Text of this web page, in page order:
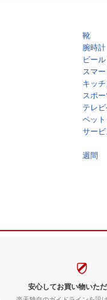
靴
腕時計
ビー
スマ
キッ
スポ
テレ
ペッ
サー
週間
安心してお買い物いた